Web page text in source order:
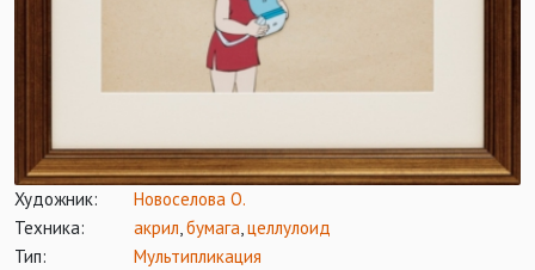
Художник:
Новоселова О.
Техника:
акрил,бумага,целлулоид
Тип:
Мультипликация